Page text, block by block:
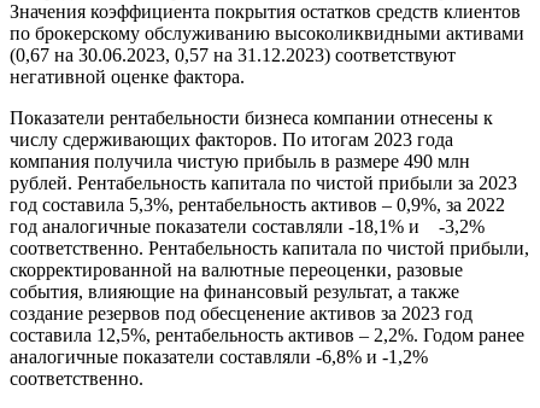
Значения коэффициента покрытия остатков средств клиентов
по брокерскому обслуживанию высоколиквидными активами
(0,67 на 30.06.2023, 0,57 на 31.12.2023) соответствуют
негативной оценке фактора.
Показатели рентабельности бизнеса компании отнесены к
числу сдерживающих факторов. По итогам 2023 года
компания получила чистую прибыль в размере 490 млн
рублей. Рентабельность капитала по чистой прибыли за 2023
год составила 5,3%, рентабельность активов – 0,9%, за 2022
год аналогичные показатели составляли -18,1% и -3,2%
соответственно. Рентабельность капитала по чистой прибыли,
скорректированной на валютные переоценки, разовые
события, влияющие на финансовый результат, а также
создание резервов под обесценение активов за 2023 год
составила 12,5%, рентабельность активов – 2,2%. Годом ранее
аналогичные показатели составляли -6,8% и -1,2%
соответственно.